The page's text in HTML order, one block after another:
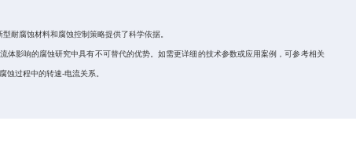
耐腐蚀材料和腐蚀控制策略提供了科学依据。
影响的腐蚀研究中具有不可替代的优势。如需更详细的技术参数或应用案例，可参考相关
蚀过程中的转速-电流关系。